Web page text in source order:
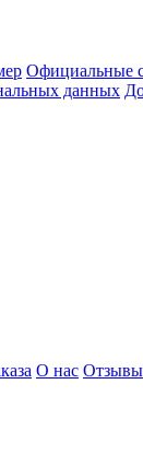
Официальные
данных
О нас Отзывы